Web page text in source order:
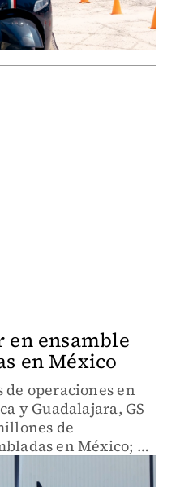
en ensamble
en México
de operaciones en
y Guadalajara, GS
de
en México; es